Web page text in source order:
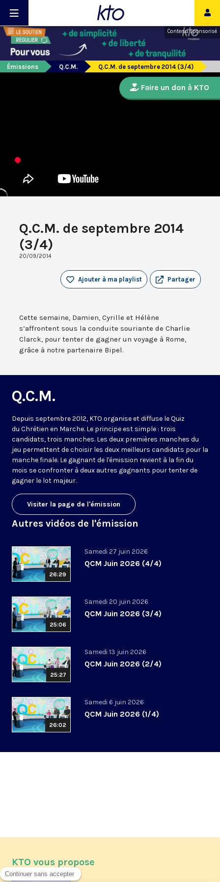
Contenu sponsorisé
Émissions Q.C.M. Q.C.M. de septembre 2014 (3/4)
Q.C.M. de septembre 2014
(3/4)
20/09/2014
Partager
Ajouter à ma playlist
Cette semaine, Damien, Cyrille et Hélène
s’affrontent sous la conduite souriante de Charlie
Clarck, pour tenter de gagner un voyage à Rome,
grâce à notre partenaire Bipel.
Q.C.M.
Depuis septembre 2012, KTO organise et diffuse le Quiz
du Chrétien en Marche. Le principe est simple : trois
candidats, trois manches. Les deux premières manches du
jeu permettent de choisir les deux meilleurs candidats pour la
manche finale. Le gagnant de l'émission revient à la fin du
mois se confronter à deux autres gagnants pour tenter de
gagner le lot majeur.
Visiter la page de l'émission
Autres vidéos de l'émission
26:29
Samedi 27 juin 2026
QCM Juin 2026 (4/4)
25:06
Samedi 20 juin 2026
QCM Juin 2026 (3/4)
25:27
Samedi 13 juin 2026
QCM Juin 2026 (2/4)
26:02
Samedi 6 juin 2026
QCM Juin 2026 (1/4)
Faire un don à KTO
KTO vous propose